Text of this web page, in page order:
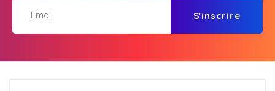
S'inscrire